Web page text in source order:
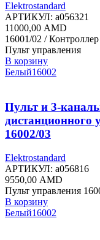
Elektrostandard
АРТИКУЛ: a056321
11000,00 AMD
16001/02 /
Пульт управления
В корзину
Белый16002
Пульт и 3-
дистанционного
16002/03
Elektrostandard
АРТИКУЛ: a056816
9550,00 AMD
Пульт управления
В корзину
Белый16002